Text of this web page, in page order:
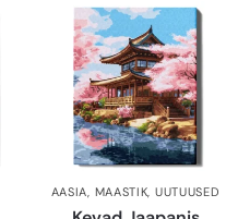
AASIA MAASTIK UUTUUSED